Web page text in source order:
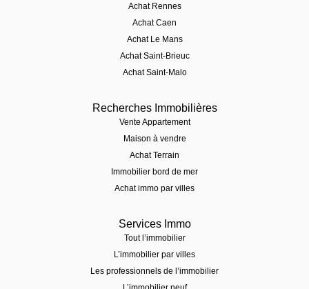
Achat Rennes
Achat Caen
Achat Le Mans
Achat Saint-Brieuc
Achat Saint-Malo
Recherches Immobilières
Vente Appartement
Maison à vendre
Achat Terrain
Immobilier bord de mer
Achat immo par villes
Services Immo
Tout l’immobilier
L’immobilier par villes
Les professionnels de l’immobilier